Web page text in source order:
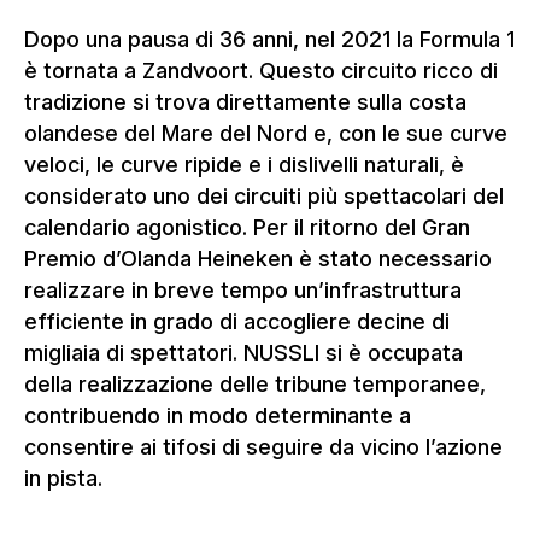
Dopo una pausa di 36 anni, nel 2021 la Formula 1
è tornata a Zandvoort. Questo circuito ricco di
tradizione si trova direttamente sulla costa
olandese del Mare del Nord e, con le sue curve
veloci, le curve ripide e i dislivelli naturali, è
considerato uno dei circuiti più spettacolari del
calendario agonistico. Per il ritorno del Gran
Premio d’Olanda Heineken è stato necessario
realizzare in breve tempo un’infrastruttura
efficiente in grado di accogliere decine di
migliaia di spettatori. NUSSLI si è occupata
della realizzazione delle tribune temporanee,
contribuendo in modo determinante a
consentire ai tifosi di seguire da vicino l’azione
in pista.